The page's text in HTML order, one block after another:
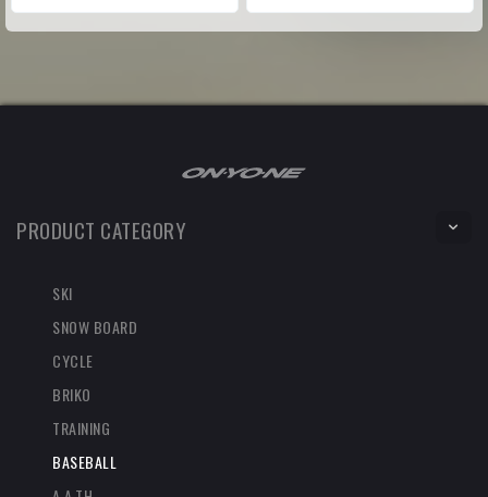
PRODUCT CATEGORY
SKI
SNOW BOARD
CYCLE
BRIKO
TRAINING
BASEBALL